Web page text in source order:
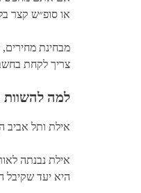
או סופ״ש קצר
מבחינת
צריך לקחת
למה להשוות
אילת ותל אביב
אילת נבנתה
היא יעד שקיבל